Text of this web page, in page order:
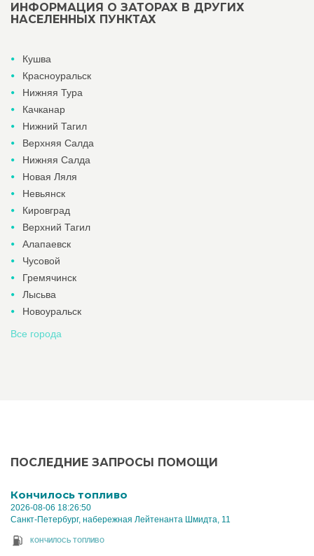
ИНФОРМАЦИЯ О ЗАТОРАХ В ДРУГИХ
НАСЕЛЕННЫХ ПУНКТАХ
Кушва
Красноуральск
Нижняя Тура
Качканар
Нижний Тагил
Верхняя Салда
Нижняя Салда
Новая Ляля
Невьянск
Кировград
Верхний Тагил
Алапаевск
Чусовой
Гремячинск
Лысьва
Новоуральск
Все города
ПОСЛЕДНИЕ ЗАПРОСЫ ПОМОЩИ
Кончилось топливо
2026-08-06 18:26:50
Санкт-Петербург, набережная Лейтенанта Шмидта, 11
КОНЧИЛОСЬ ТОПЛИВО